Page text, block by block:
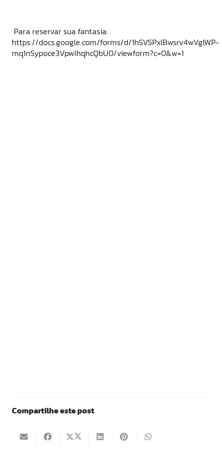
Para reservar sua fantasia:
https://docs.google.com/forms/d/1hSVSPxlBwsrv4wVglWP-
mq1nSypoce3VpwIhqhcQbU0/viewform?c=0&w=1
Compartilhe este post